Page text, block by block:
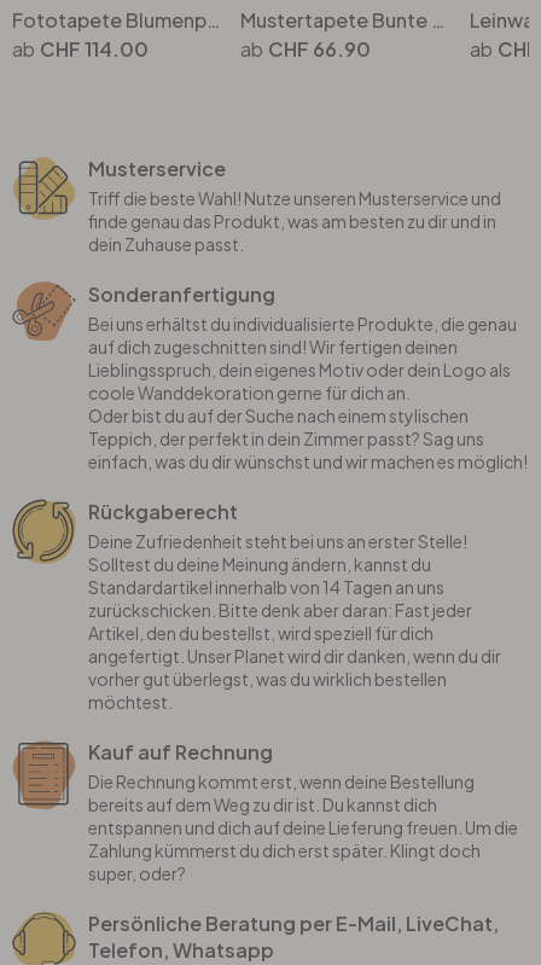
Fototapete Blumenpracht in warmen Pastelltönen - Paksoylu
CHF 114.00
Mustertapete Bunte Wildblumen - Vliestapete - UN Designs
CHF 66.90
Musterservice
Triff die beste Wahl! Nutze unseren Musterservice und
finde genau das Produkt, was am besten zu dir und in
dein Zuhause passt.
Sonderanfertigung
Bei uns erhältst du individualisierte Produkte, die genau
auf dich zugeschnitten sind! Wir fertigen deinen
Lieblingsspruch, dein eigenes Motiv oder dein Logo als
coole Wanddekoration gerne für dich an.
Oder bist du auf der Suche nach einem stylischen
Teppich, der perfekt in dein Zimmer passt? Sag uns
einfach, was du dir wünschst und wir machen es möglich!
Rückgaberecht
Deine Zufriedenheit steht bei uns an erster Stelle!
Solltest du deine Meinung ändern, kannst du
Standardartikel innerhalb von 14 Tagen an uns
zurückschicken. Bitte denk aber daran: Fast jeder
Artikel, den du bestellst, wird speziell für dich
angefertigt. Unser Planet wird dir danken, wenn du dir
vorher gut überlegst, was du wirklich bestellen
möchtest.
Kauf auf Rechnung
Die Rechnung kommt erst, wenn deine Bestellung
bereits auf dem Weg zu dir ist. Du kannst dich
entspannen und dich auf deine Lieferung freuen. Um die
Zahlung kümmerst du dich erst später. Klingt doch
super, oder?
Persönliche Beratung per E-Mail, LiveChat,
Telefon, Whatsapp